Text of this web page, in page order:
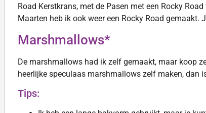
Road Kerstkrans, met de Pasen met een Rocky
Maarten heb ik ook weer een Rocky Road
Marshmallows*
De marshmallows had ik zelf gemaakt, maar koop
heerlijke speculaas marshmallows zelf maken, dan
Tips: